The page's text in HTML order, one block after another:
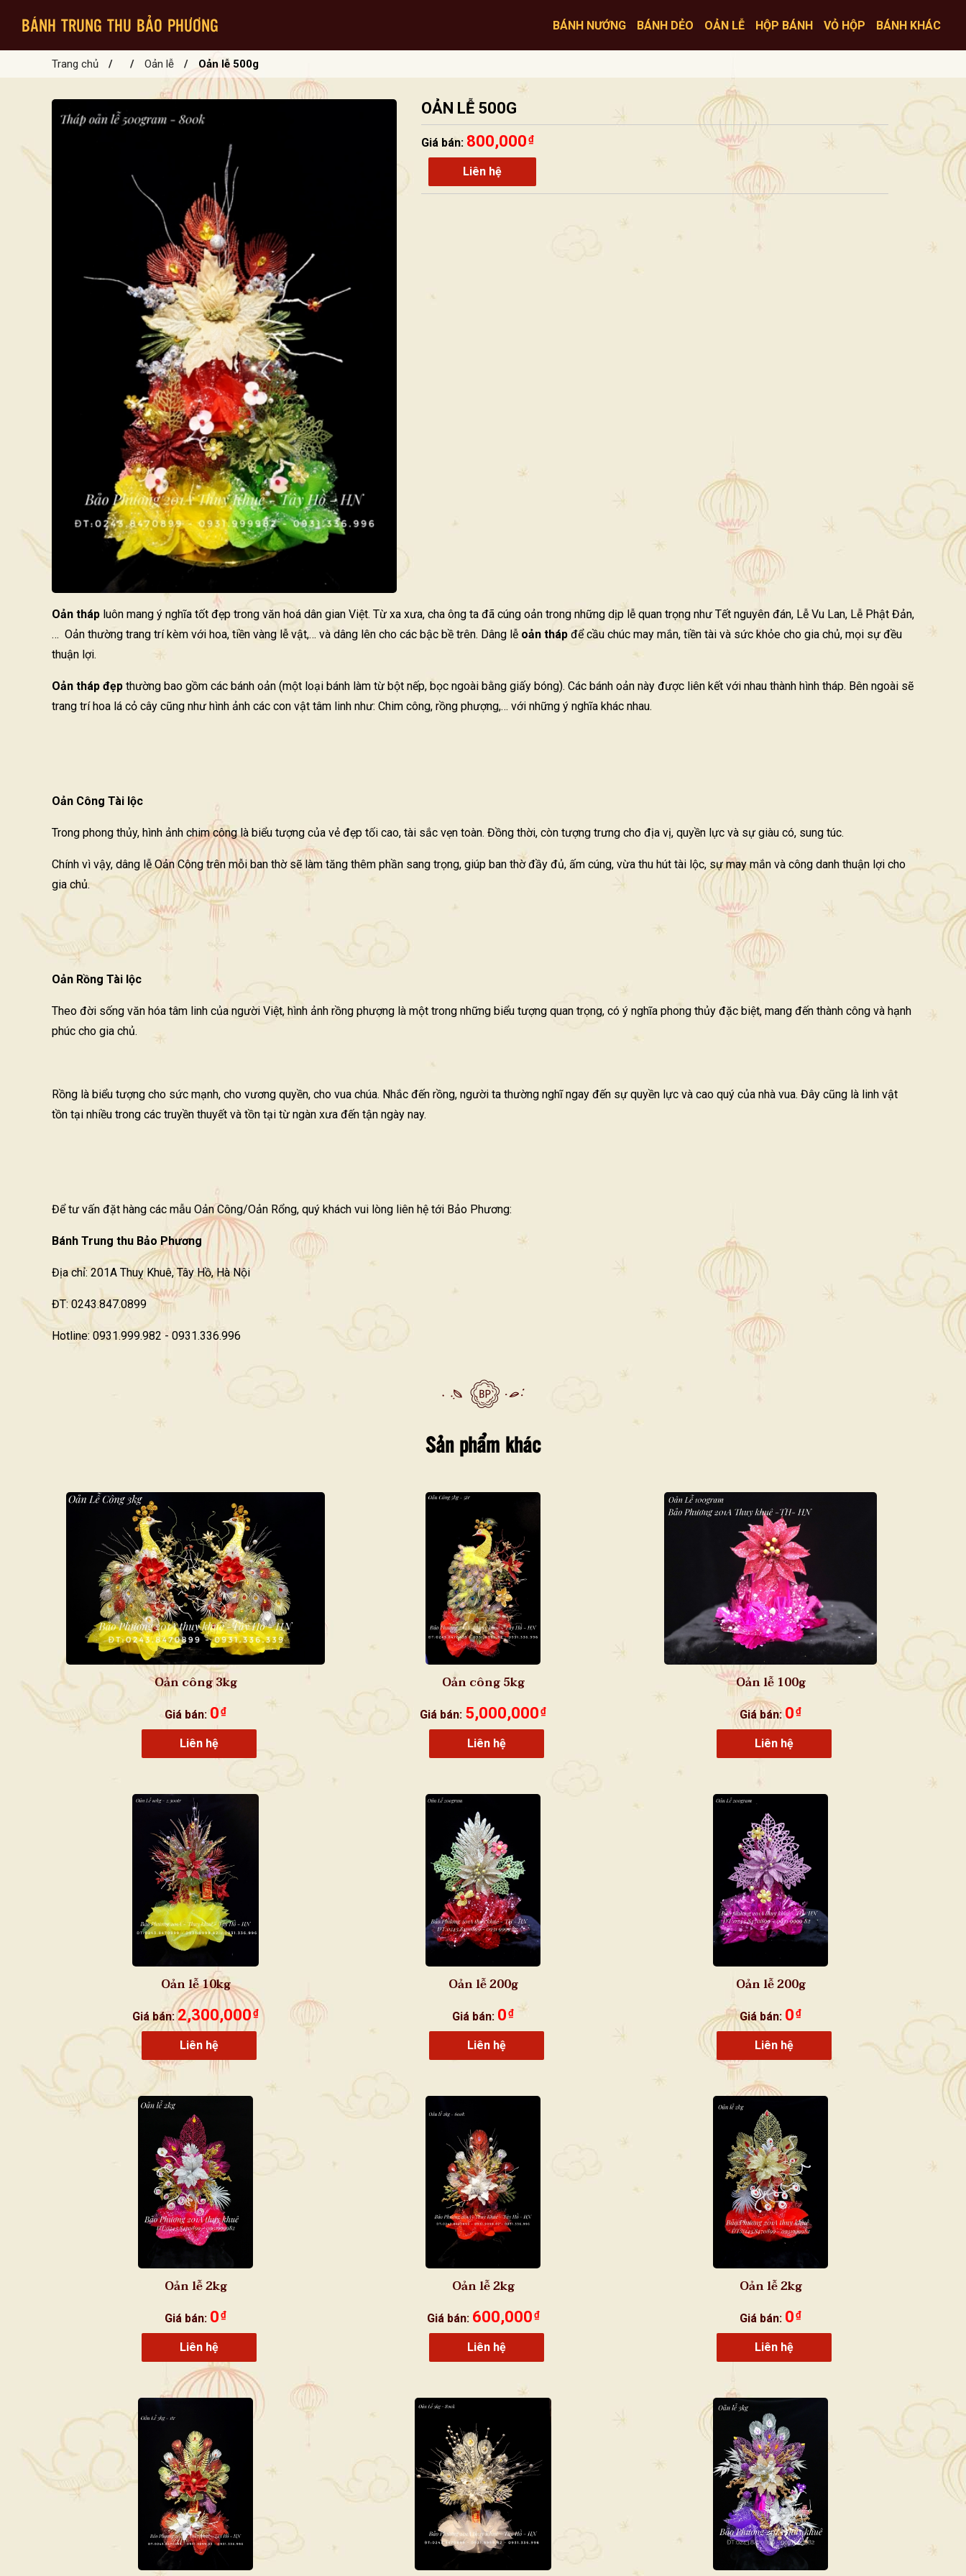
BÁNH TRUNG THU BẢO PHƯƠNG BÁNH NƯỚNG BÁNH DẺO OẢN LỄ HỘP BÁNH VỎ HỘP BÁNH KHÁC
Trang chủ / / Oản lễ / Oản lễ 500g
OẢN LỄ 500G
Giá bán: 800,000 ₫
Liên hệ
Oản tháp luôn mang ý nghĩa tốt đẹp trong văn hoá dân gian Việt. Từ xa xưa, cha ông ta đã cúng oản trong những dịp lễ quan trọng như Tết nguyên đán, Lễ Vu Lan, Lễ Phật Đản,
… Oản thường trang trí kèm với hoa, tiền vàng lễ vật,… và dâng lên cho các bậc bề trên. Dâng lễ oản tháp để cầu chúc may mắn, tiền tài và sức khỏe cho gia chủ, mọi sự đều
thuận lợi.
Oản tháp đẹp thường bao gồm các bánh oản (một loại bánh làm từ bột nếp, bọc ngoài bằng giấy bóng). Các bánh oản này được liên kết với nhau thành hình tháp. Bên ngoài sẽ
trang trí hoa lá cỏ cây cũng như hình ảnh các con vật tâm linh như: Chim công, rồng phượng,… với những ý nghĩa khác nhau.
Oản Công Tài lộc
Trong phong thủy, hình ảnh chim công là biểu tượng của vẻ đẹp tối cao, tài sắc vẹn toàn. Đồng thời, còn tượng trưng cho địa vị, quyền lực và sự giàu có, sung túc.
Chính vì vậy, dâng lễ Oản Công trên mỗi ban thờ sẽ làm tăng thêm phần sang trọng, giúp ban thờ đầy đủ, ấm cúng, vừa thu hút tài lộc, sự may mắn và công danh thuận lợi cho
gia chủ.
Oản Rồng Tài lộc
Theo đời sống văn hóa tâm linh của người Việt, hình ảnh rồng phượng là một trong những biểu tượng quan trọng, có ý nghĩa phong thủy đặc biệt, mang đến thành công và hạnh
phúc cho gia chủ.
Rồng là biểu tượng cho sức mạnh, cho vương quyền, cho vua chúa. Nhắc đến rồng, người ta thường nghĩ ngay đến sự quyền lực và cao quý của nhà vua. Đây cũng là linh vật
tồn tại nhiều trong các truyền thuyết và tồn tại từ ngàn xưa đến tận ngày nay.
Để tư vấn đặt hàng các mẫu Oản Công/Oản Rổng, quý khách vui lòng liên hệ tới Bảo Phương:
Bánh Trung thu Bảo Phương
Địa chỉ: 201A Thuỵ Khuê, Tây Hồ, Hà Nội
ĐT: 0243.847.0899
Hotline: 0931.999.982 - 0931.336.996
Sản phẩm khác
Oản công 3kg
Giá bán: 0 ₫
Liên hệ
Oản công 5kg
Giá bán: 5,000,000 ₫
Liên hệ
Oản lễ 100g
Giá bán: 0 ₫
Liên hệ
Oản lễ 10kg
Giá bán: 2,300,000 ₫
Liên hệ
Oản lễ 200g
Giá bán: 0 ₫
Liên hệ
Oản lễ 200g
Giá bán: 0 ₫
Liên hệ
Oản lễ 2kg
Giá bán: 0 ₫
Liên hệ
Oản lễ 2kg
Giá bán: 600,000 ₫
Liên hệ
Oản lễ 2kg
Giá bán: 0 ₫
Liên hệ